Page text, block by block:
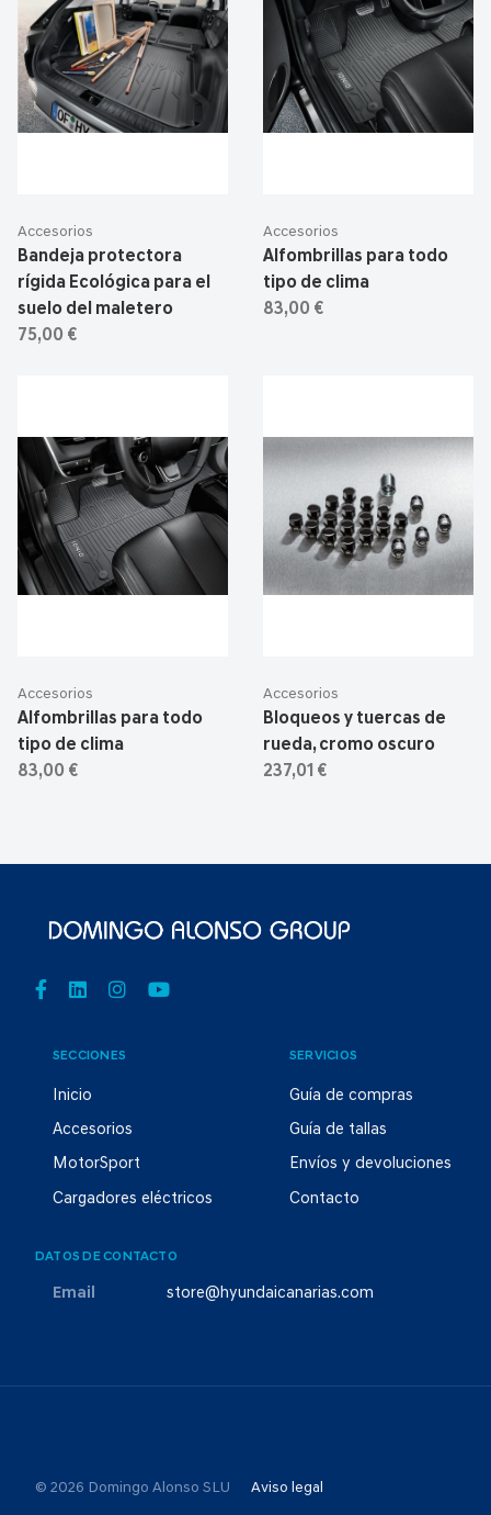
Accesorios
Bandeja protectora
rígida Ecológica para el
suelo del maletero
75,00 €
Accesorios
Alfombrillas para todo
tipo de clima
83,00 €
Accesorios
Alfombrillas para todo
tipo de clima
83,00 €
Accesorios
Bloqueos y tuercas de
rueda, cromo oscuro
237,01 €
SECCIONES
Inicio
Accesorios
MotorSport
Cargadores eléctricos
SERVICIOS
Guía de compras
Guía de tallas
Envíos y devoluciones
Contacto
DATOS DE CONTACTO
Email store@hyundaicanarias.com
© 2026 Domingo Alonso SLU Aviso legal